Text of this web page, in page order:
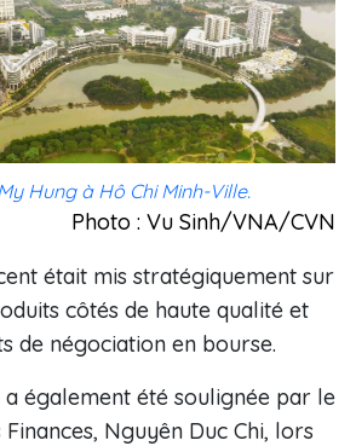
Hung à Hô Chi Minh-Ville.
Photo : Vu Sinh/VNA/CVN
était mis stratégiquement sur
côtés de haute qualité et
de négociation en bourse.
également été soulignée par le
Nguyên Duc Chi, lors